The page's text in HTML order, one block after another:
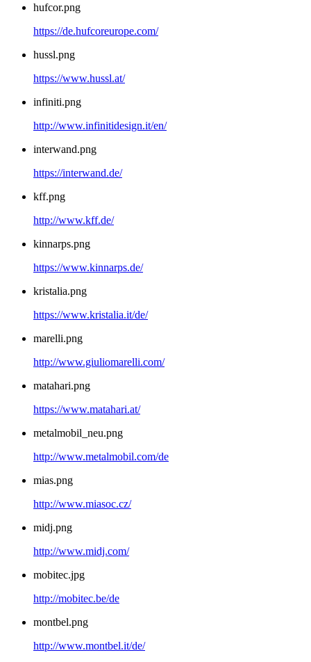
hufcor.png
https://de.hufcoreurope.com/
hussl.png
https://www.hussl.at/
infiniti.png
http://www.infinitidesign.it/en/
interwand.png
https://interwand.de/
kff.png
http://www.kff.de/
kinnarps.png
https://www.kinnarps.de/
kristalia.png
https://www.kristalia.it/de/
marelli.png
http://www.giuliomarelli.com/
matahari.png
https://www.matahari.at/
metalmobil_neu.png
http://www.metalmobil.com/de
mias.png
http://www.miasoc.cz/
midj.png
http://www.midj.com/
mobitec.jpg
http://mobitec.be/de
montbel.png
http://www.montbel.it/de/